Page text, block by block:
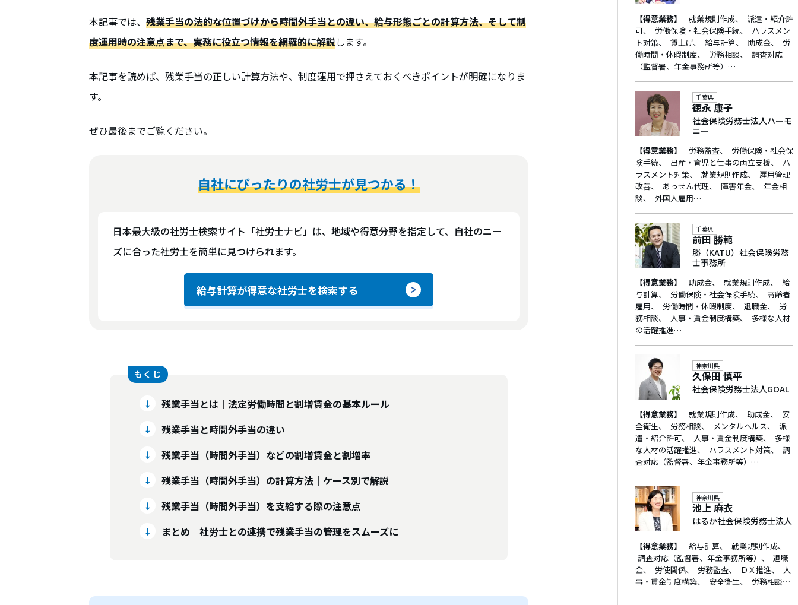
本記事では、 残業手当の法的な位置づけから時間外手当との違い、給与形態ごとの計算方法、そして制
度運用時の注意点まで、実務に役立つ情報を網羅的に解説します。
本記事を読めば、残業手当の正しい計算方法や、制度運用で押さえておくべきポイントが明確になりま
す。
ぜひ最後までご覧ください。
自社にぴったりの社労士が見つかる！
日本最大級の社労士検索サイト「社労士ナビ」は、地域や得意分野を指定して、自社のニー
ズに合った社労士を簡単に見つけられます。
給与計算が得意な社労士を検索する
残業手当とは｜法定労働時間と割増賃金の基本ルール
残業手当と時間外手当の違い
残業手当（時間外手当）などの割増賃金と割増率
残業手当（時間外手当）の計算方法｜ケース別で解説
残業手当（時間外手当）を支給する際の注意点
まとめ｜社労士との連携で残業手当の管理をスムーズに
【得意業務】 就業規則作成
派遣・紹介許
可
労働保険・社会保険手続
ハラスメン
ト対策
賃上げ 給与計算 助成金
労
働時間・休暇制度
労務相談
調査対応
（監督署、年金事務所等）…
徳永 康子
千葉県
社会保険労務士法人ハーモ
ニー
【得意業務】 労務監査
労働保険・社会保
険手続
出産・育児と仕事の両立支援
ハ
ラスメント対策
就業規則作成
雇用管理
改善
あっせん代理 障害年金
年金相
談
外国人雇用…
前田 勝範
千葉県
勝（KATU）社会保険労務
士事務所
【得意業務】 助成金 就業規則作成
給
与計算
労働保険・社会保険手続
高齢者
雇用
労働時間・休暇制度 退職金
労
務相談
人事・賃金制度構築
多様な人材
の活躍推進…
久保田 慎平
神奈川県
社会保険労務士法人GOAL
【得意業務】 就業規則作成 助成金
安
全衛生
労務相談 メンタルヘルス
派
遣・紹介許可
人事・賃金制度構築
多様
な人材の活躍推進
ハラスメント対策
調
査対応（監督署、年金事務所等）…
池上 麻衣
神奈川県
はるか社会保険労務士法人
【得意業務】 給与計算
就業規則作成
調査対応（監督署、年金事務所等）
退職
金
労使関係 労務監査 ＤＸ推進
人
事・賃金制度構築
安全衛生 労務相談…